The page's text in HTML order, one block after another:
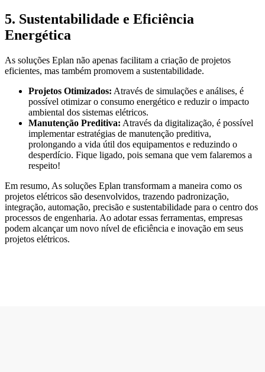
5. Sustentabilidade e Eficiência
Energética
As soluções Eplan não apenas facilitam a criação de projetos
eficientes, mas também promovem a sustentabilidade.
Projetos Otimizados: Através de simulações e análises, é
possível otimizar o consumo energético e reduzir o impacto
ambiental dos sistemas elétricos.
Manutenção Preditiva: Através da digitalização, é possível
implementar estratégias de manutenção preditiva,
prolongando a vida útil dos equipamentos e reduzindo o
desperdício. Fique ligado, pois semana que vem falaremos a
respeito!
Em resumo, As soluções Eplan transformam a maneira como os
projetos elétricos são desenvolvidos, trazendo padronização,
integração, automação, precisão e sustentabilidade para o centro dos
processos de engenharia. Ao adotar essas ferramentas, empresas
podem alcançar um novo nível de eficiência e inovação em seus
projetos elétricos.